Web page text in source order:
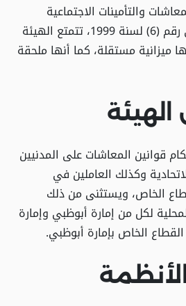
والتأمينات الاجتماعية
بموجب القانون الاتحادي رقم (6) لسنة 1999، تتمتع الهيئة
ميزانية مستقلة، كما أنها ملحقة
قوانين المعاشات على المدنيين
وكذلك العاملين في
الخاص، ويستثنى من ذلك
لكل من إمارة أبوظبي وإمارة
الخاص بإمارة أبوظبي.